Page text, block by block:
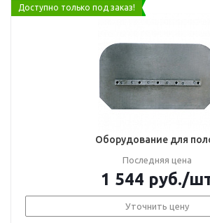
Доступно только под заказ!
Оборудование для
Последняя цена
1 544 руб./
Уточнить цену